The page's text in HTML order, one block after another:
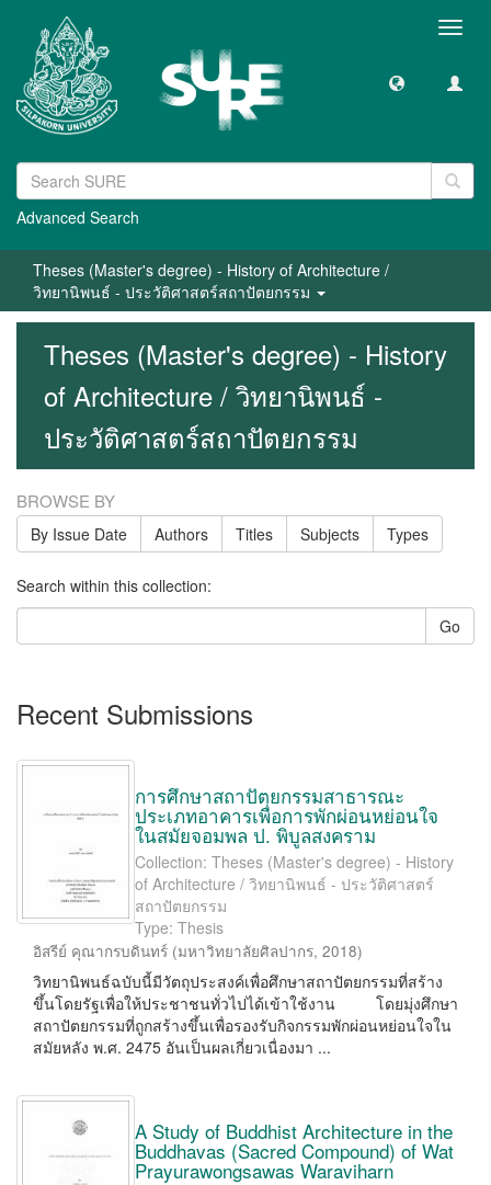
Advanced Search
Theses (Master's degree) - History of Architecture /
วิทยานิพนธ์ - ประวัติศาสตร์สถาปัตยกรรม
Theses (Master's degree) - History
of Architecture / วิทยานิพนธ์ -
ประวัติศาสตร์สถาปัตยกรรม
BROWSE BY
By Issue Date Authors Titles Subjects Types
Search within this collection:
Go
Recent Submissions
การศึกษาสถาปัตยกรรมสาธารณะ
ประเภทอาคารเพื่อการพักผ่อนหย่อนใจ
ในสมัยจอมพล ป. พิบูลสงคราม
Collection: Theses (Master's degree) - History
of Architecture / วิทยานิพนธ์ - ประวัติศาสตร์
สถาปัตยกรรม
Type: Thesis
อิสรีย์ คุณากรบดินทร์ (มหาวิทยาลัยศิลปากร, 2018)
วิทยานิพนธ์ฉบับนี้มีวัตถุประสงค์เพื่อศึกษาสถาปัตยกรรมที่สร้าง
ขึ้นโดยรัฐเพื่อให้ประชาชนทั่วไปได้เข้าใช้งาน โดยมุ่งศึกษา
สถาปัตยกรรมที่ถูกสร้างขึ้นเพื่อรองรับกิจกรรมพักผ่อนหย่อนใจใน
สมัยหลัง พ.ศ. 2475 อันเป็นผลเกี่ยวเนื่องมา ...
A Study of Buddhist Architecture in the
Buddhavas (Sacred Compound) of Wat
Prayurawongsawas Waraviharn